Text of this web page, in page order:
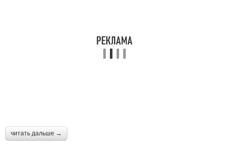
читать дальше →